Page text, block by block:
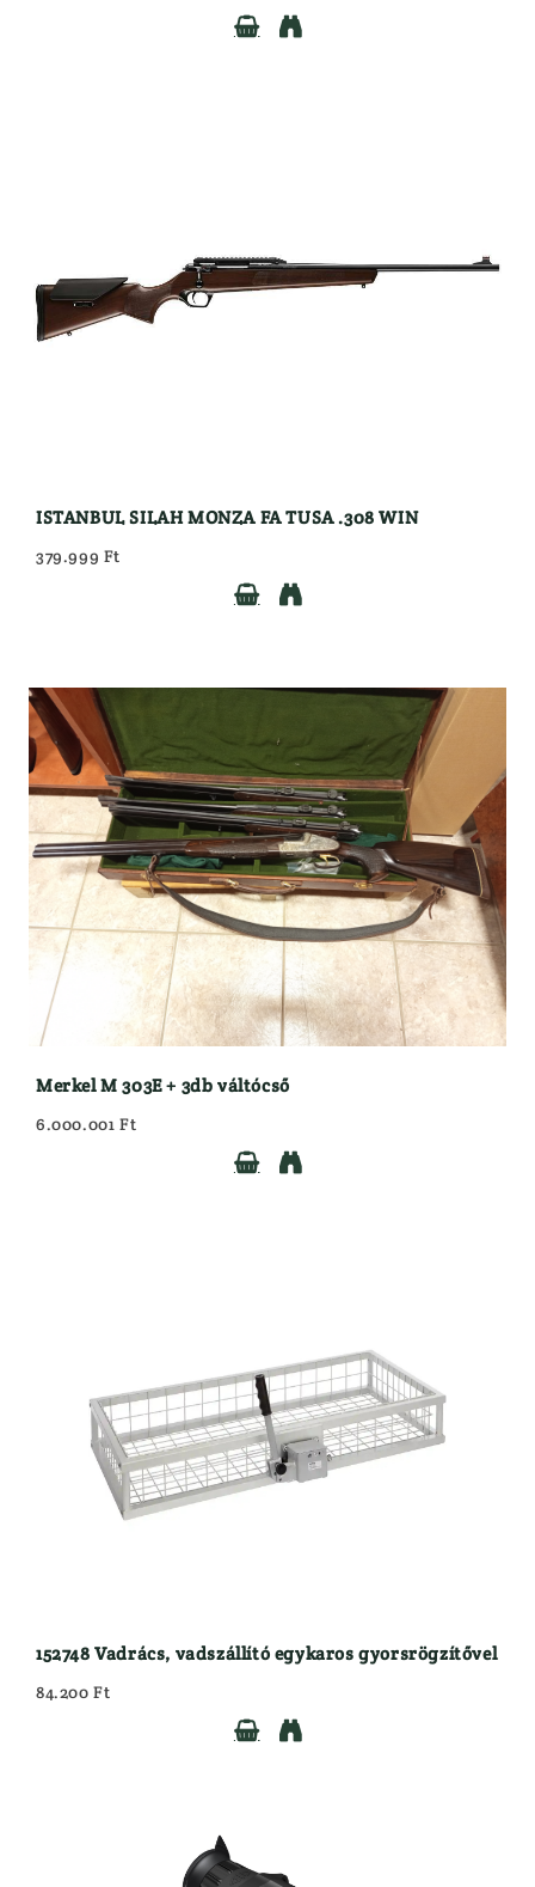


ISTANBUL SILAH MONZA FA TUSA .308 WIN
379.999 Ft


Merkel M 303E + 3db váltócső
6.000.001 Ft


152748 Vadrács, vadszállító egykaros gyorsrögzítővel
84.200 Ft

